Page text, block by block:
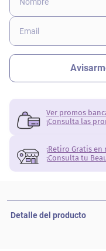
Ver promos
¡Consulta las
¡Retiro Gratis
¡Consulta tu
Detalle del producto